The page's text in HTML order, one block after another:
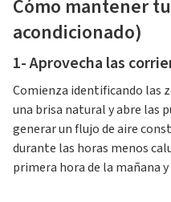
Cómo mantener
acondicionado)
1- Aprovecha las
Comienza identificando las
una brisa natural y abre las
generar un flujo de aire
durante las horas menos
primera hora de la mañana